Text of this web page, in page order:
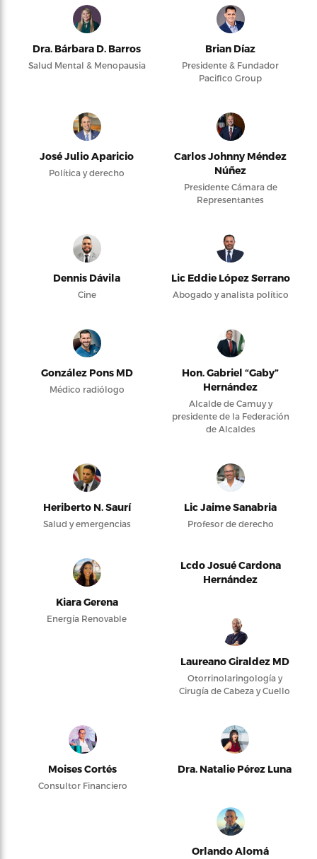
Dra. Bárbara D. Barros
Salud Mental & Menopausia
Brian Díaz
Presidente & Fundador
Pacifico Group
José Julio Aparicio
Política y derecho
Carlos Johnny Méndez
Núñez
Presidente Cámara de
Representantes
Dennis Dávila
Cine
Lic Eddie López Serrano
Abogado y analista político
González Pons MD
Médico radiólogo
Hon. Gabriel “Gaby”
Hernández
Alcalde de Camuy y
presidente de la Federación
de Alcaldes
Heriberto N. Saurí
Salud y emergencias
Lic Jaime Sanabria
Profesor de derecho
Kiara Gerena
Energía Renovable
Lcdo Josué Cardona
Hernández
Laureano Giraldez MD
Otorrinolaringología y
Cirugía de Cabeza y Cuello
Moises Cortés
Consultor Financiero
Dra. Natalie Pérez Luna
Orlando Alomá